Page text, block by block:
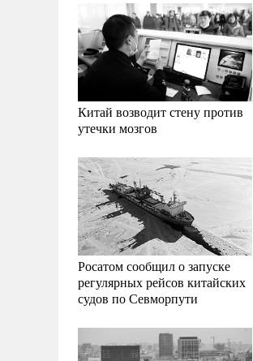
Китай возводит стену против
утечки мозгов
Росатом сообщил о запуске
регулярных рейсов китайских
судов по Севморпути